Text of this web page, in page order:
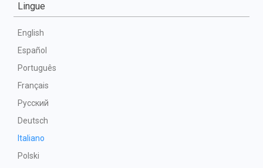
Lingue
English
Español
Português
Français
Русский
Deutsch
Italiano
Polski